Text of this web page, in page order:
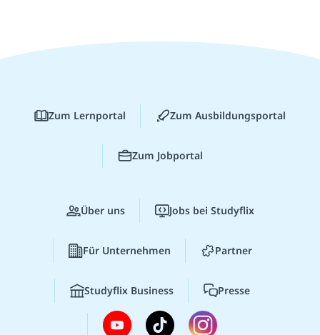
Zum Lernportal Zum Ausbildungsportal
Zum Jobportal
Über uns Jobs bei Studyflix
Für Unternehmen Partner
Studyflix Business Presse